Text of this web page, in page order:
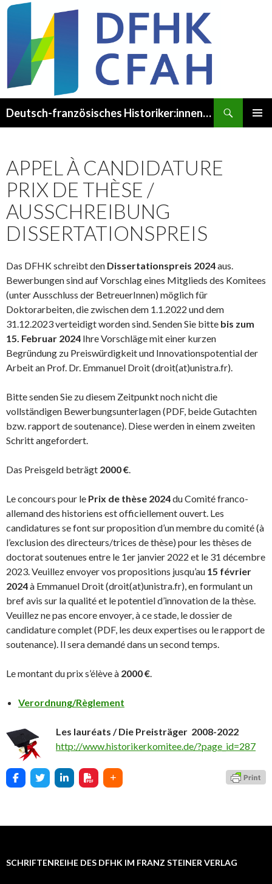
Deutsch-französisches Historiker:innenkomitee – Comité franco-allemand des Historien·ne·s
APPEL À CANDIDATURE
PRIX DE THÈSE /
AUSSCHREIBUNG
DISSERTATIONSPREIS
Das DFHK schreibt den Dissertationspreis 2024aus.
Bewerbungen sind auf Vorschlag eines Mitglieds des Komitees
(unter Ausschluss der BetreuerInnen) möglich für
Doktorarbeiten, die zwischen dem 1.1.2022 und dem
31.12.2023 verteidigt worden sind. Senden Sie bitte bis zum
15. Februar 2024 Ihre Vorschläge mit einer kurzen
Begründung zu Preiswürdigkeit und Innovationspotential der
Arbeit an Prof. Dr. Emmanuel Droit (droit(at)unistra.fr).
Bitte senden Sie zu diesem Zeitpunkt noch nicht die
vollständigen Bewerbungsunterlagen (PDF, beide Gutachten
bzw. rapport de soutenance). Diese werden in einem zweiten
Schritt angefordert.
Das Preisgeld beträgt 2000 €.
Le concours pour le Prix de thèse 2024du Comité franco-
allemand des historiens est officiellement ouvert. Les
candidatures se font sur proposition d’un membre du comité (à
l’exclusion des directeurs/trices de thèse) pour les thèses de
doctorat soutenues entre le 1er janvier 2022 et le 31 décembre
2023. Veuillez envoyer vos propositions jusqu’au 15 février
2024à Emmanuel Droit (droit(at)unistra.fr), en formulant un
bref avis sur la qualité et le potentiel d’innovation de la thèse.
Veuillez ne pas encore envoyer, à ce stade, le dossier de
candidature complet (PDF, les deux expertises ou le rapport de
soutenance). Il sera demandé dans un second temps.
Le montant du prix s’élève à 2000 €.
Verordnung/Règlement
Les lauréats / Die Preisträger 2008-2022
http://www.historikerkomitee.de/?page_id=287
SCHRIFTENREIHE DES DFHK IM FRANZ STEINER VERLAG